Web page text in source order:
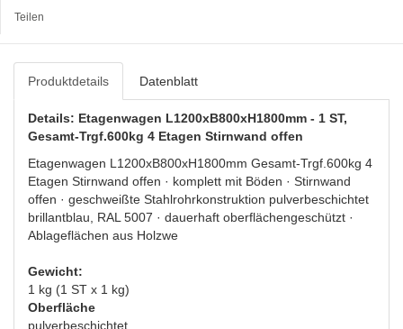
Teilen
Produktdetails Datenblatt
Details: Etagenwagen L1200xB800xH1800mm - 1 ST,
Gesamt-Trgf.600kg 4 Etagen Stirnwand offen
Etagenwagen L1200xB800xH1800mm Gesamt-Trgf.600kg 4
Etagen Stirnwand offen · komplett mit Böden · Stirnwand
offen · geschweißte Stahlrohrkonstruktion pulverbeschichtet
brillantblau, RAL 5007 · dauerhaft oberflächengeschützt ·
Ablageflächen aus Holzwe
Gewicht:
1 kg (1 ST x 1 kg)
Oberfläche
pulverbeschichtet